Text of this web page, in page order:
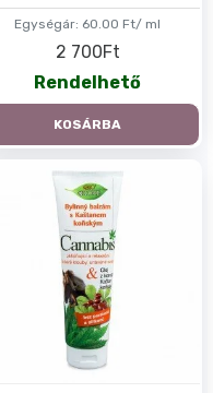
Egységár: 60.00 Ft/ ml
2 700Ft
Rendelhető
KOSÁRBA